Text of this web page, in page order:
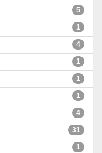
5
1
4
1
1
1
4
31
1